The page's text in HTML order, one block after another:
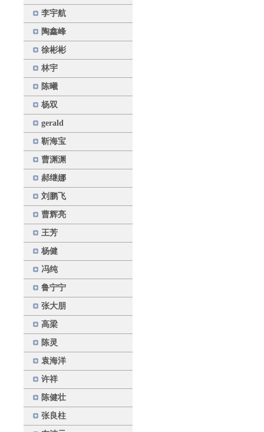
李宇航
陶鑫峰
徐彬彬
林宇
陈曦
杨双
gerald
靳海宝
曹渊渊
郝继娜
刘鹏飞
曹辉亮
王芳
杨健
冯纯
鲁宁宁
张大朋
高梁
陈灵
袁海洋
许祥
陈健壮
张良柱